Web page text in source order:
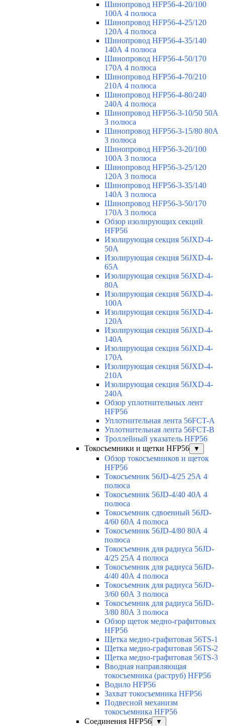
Шинопровод HFP56-4-20/100
100А 4 полюса
Шинопровод HFP56-4-25/120
120А 4 полюса
Шинопровод HFP56-4-35/140
140А 4 полюса
Шинопровод HFP56-4-50/170
170А 4 полюса
Шинопровод HFP56-4-70/210
210А 4 полюса
Шинопровод HFP56-4-80/240
240А 4 полюса
Шинопровод HFP56-3-10/50 50А
3 полюса
Шинопровод HFP56-3-15/80 80А
3 полюса
Шинопровод HFP56-3-20/100
100А 3 полюса
Шинопровод HFP56-3-25/120
120А 3 полюса
Шинопровод HFP56-3-35/140
140А 3 полюса
Шинопровод HFP56-3-50/170
170А 3 полюса
Обзор изолирующих секций
HFP56
Изолирующая секция 56JXD-4-
50A
Изолирующая секция 56JXD-4-
65A
Изолирующая секция 56JXD-4-
80A
Изолирующая секция 56JXD-4-
100A
Изолирующая секция 56JXD-4-
120A
Изолирующая секция 56JXD-4-
140A
Изолирующая секция 56JXD-4-
170A
Изолирующая секция 56JXD-4-
210A
Изолирующая секция 56JXD-4-
240A
Обзор уплотнительных лент
HFP56
Уплотнительная лента 56FCT-A
Уплотнительная лента 56FCT-B
Троллейный указатель HFP56
Токосъемники и щетки HFP56
▼
Обзор токосъемников и щеток
HFP56
Токосъемник 56JD-4/25 25А 4
полюса
Токосъемник 56JD-4/40 40А 4
полюса
Токосъемник сдвоенный 56JD-
4/60 60А 4 полюса
Токосъемник 56JD-4/80 80А 4
полюса
Токосъемник для радиуса 56JD-
4/25 25А 4 полюса
Токосъемник для радиуса 56JD-
4/40 40А 4 полюса
Токосъемник для радиуса 56JD-
3/60 60А 3 полюса
Токосъемник для радиуса 56JD-
3/80 80А 3 полюса
Обзор щеток медно-графитовых
HFP56
Щетка медно-графитовая 56TS-1
Щетка медно-графитовая 56TS-2
Щетка медно-графитовая 56TS-3
Вводная направляющая
токосъемника (раструб) HFP56
Водило HFP56
Захват токосъемника HFP56
Подвесной механизм
токосъемника HFP56
Соединения HFP56
▼